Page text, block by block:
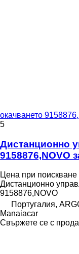
окачването
5
Дистанционно
9158876,NOVO
Цена при поискване
Дистанционно
9158876,NOVO
Португалия,
Manaiacar
Свържете се с